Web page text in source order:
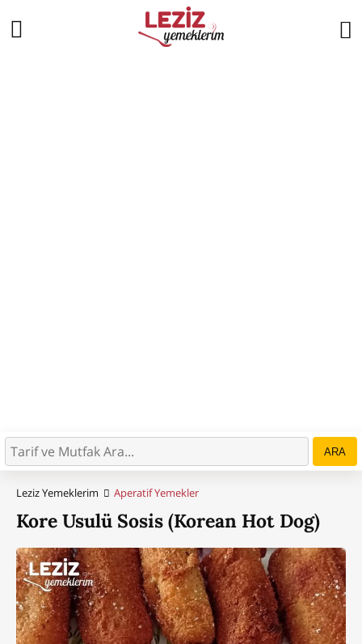
ARA
Leziz Yemeklerim Aperatif Yemekler
Kore Usulü Sosis (Korean Hot Dog)